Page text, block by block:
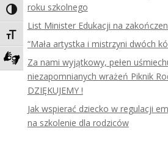
Toggle High Contrast
Toggle Font size
Zadzwoń do tłumacza języka
roku szkolnego
List Minister Edukacji na
“Mała artystka i mistrzyni dwóch
Za nami wyjątkowy, pełen
niezapomnianych wrażeń Piknik
DZIĘKUJEMY !
Jak wspierać dziecko w regulacji
na szkolenie dla rodziców